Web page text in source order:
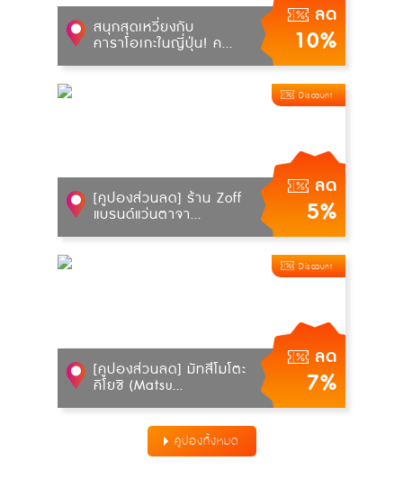
ลด
10%
สนุกสุดเหวี่ยงกับ
คาราโอเกะในญี่ปุ่น! ค...
ลด
5%
Discount
[คูปองส่วนลด] ร้าน Zoff
แบรนด์แว่นตาจา...
ลด
7%
Discount
[คูปองส่วนลด] มัทสึโมโตะ
คิโยชิ (Matsu...
คูปองทั้งหมด